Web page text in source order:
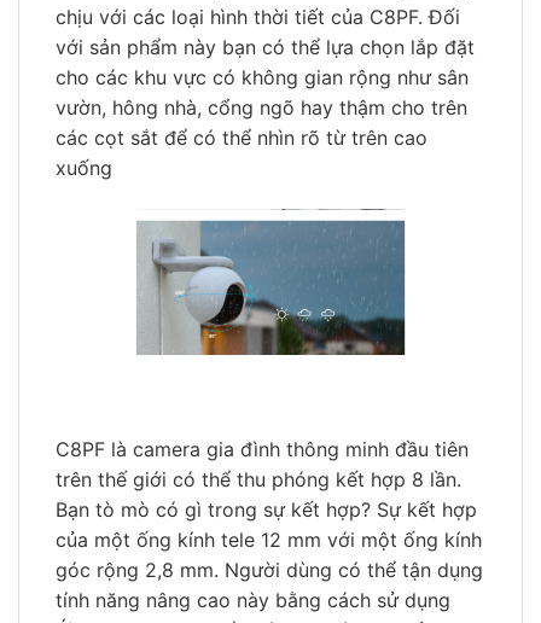
chịu với các loại hình thời tiết của C8PF. Đối
với sản phẩm này bạn có thể lựa chọn lắp đặt
cho các khu vực có không gian rộng như sân
vườn, hông nhà, cổng ngõ hay thậm cho trên
các cọt sắt để có thể nhìn rõ từ trên cao
xuống
C8PF là camera gia đình thông minh đầu tiên
trên thế giới có thể thu phóng kết hợp 8 lần.
Bạn tò mò có gì trong sự kết hợp? Sự kết hợp
của một ống kính tele 12 mm với một ống kính
góc rộng 2,8 mm. Người dùng có thể tận dụng
tính năng nâng cao này bằng cách sử dụng